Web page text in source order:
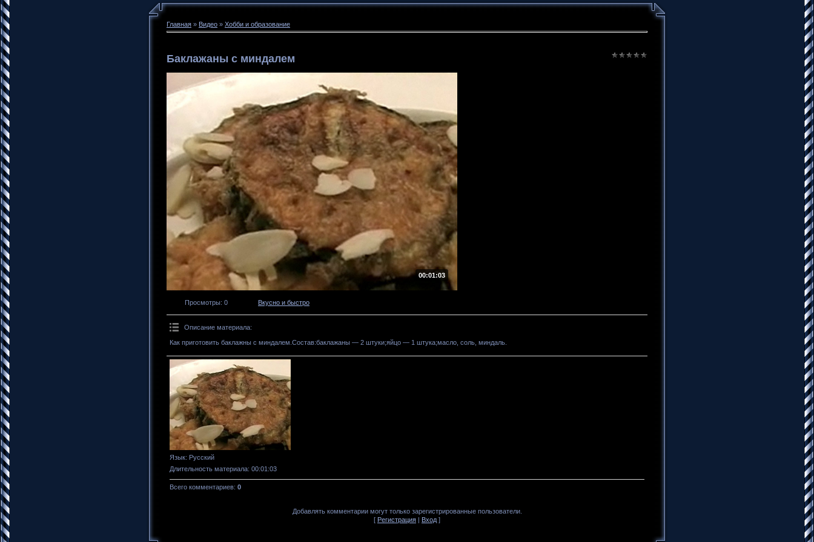
Главная » Видео » Хобби и образование
Баклажаны с миндалем
00:01:03
Просмотры: 0 Вкусно и быстро
Описание материала:
Как приготовить баклажны с миндалем.Состав:баклажаны — 2 штуки;яйцо — 1 штука;масло, соль, миндаль.
Язык: Русский
Длительность материала: 00:01:03
Всего комментариев: 0
Добавлять комментарии могут только зарегистрированные пользователи.
[ Регистрация | Вход ]